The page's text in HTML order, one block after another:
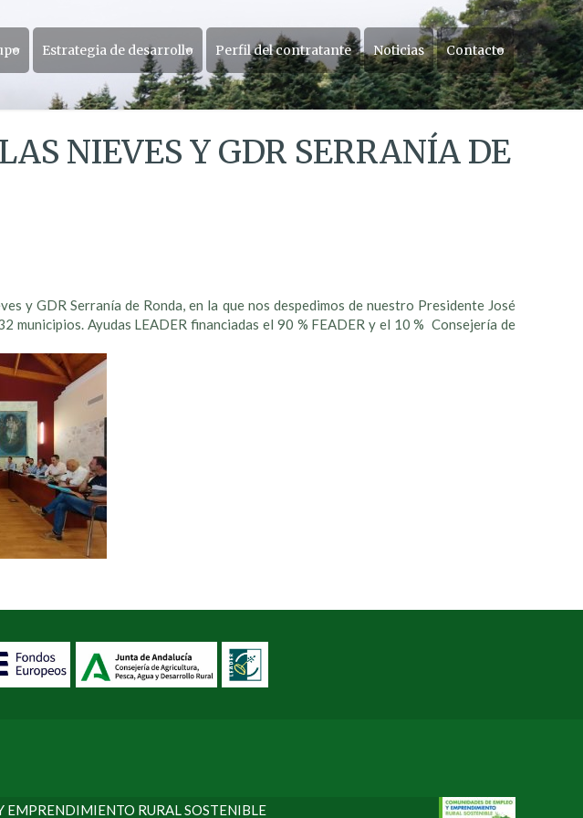
Estrategia de desarrollo Perfil del contratante Noticias Contacto
NIEVES Y GDR SERRANÍA DE
y GDR Serranía de Ronda, en la que nos despedimos de nuestro Presidente José
Ayudas LEADER financiadas el 90 % FEADER y el 10 % Consejería de
EMPRENDIMIENTO RURAL SOSTENIBLE